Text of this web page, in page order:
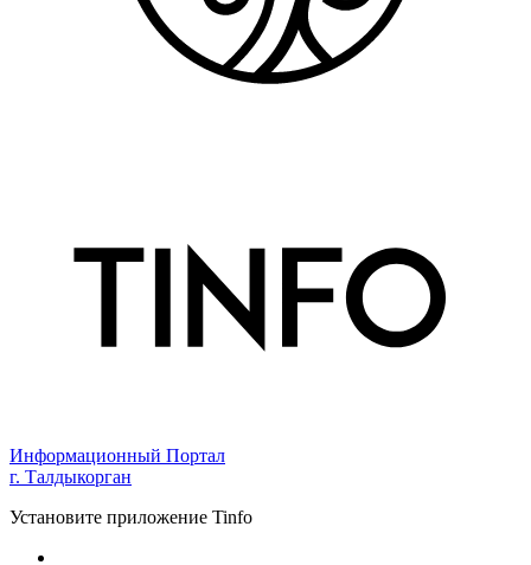
Информационный Портал
г. Талдыкорган
Установите приложение Tinfo